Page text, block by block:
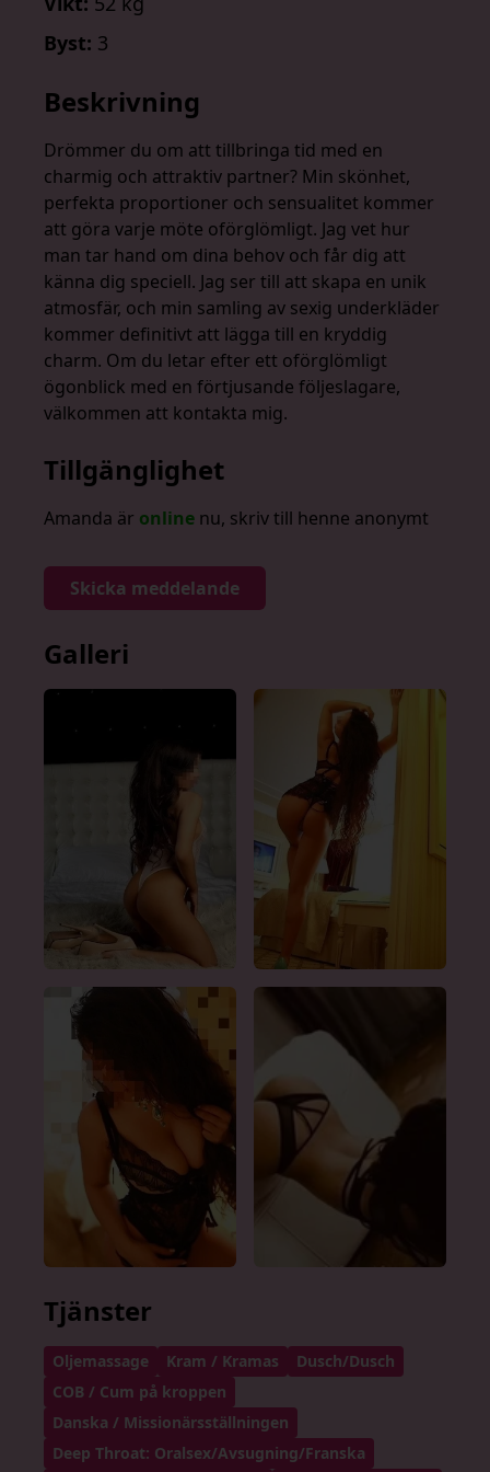
Byst: 3
Beskrivning
Drömmer du om att tillbringa tid med en
charmig och attraktiv partner? Min skönhet,
perfekta proportioner och sensualitet kommer
att göra varje möte oförglömligt. Jag vet hur
man tar hand om dina behov och får dig att
känna dig speciell. Jag ser till att skapa en unik
atmosfär, och min samling av sexig underkläder
kommer definitivt att lägga till en kryddig
charm. Om du letar efter ett oförglömligt
ögonblick med en förtjusande följeslagare,
välkommen att kontakta mig.
Tillgänglighet
Amanda är online nu, skriv till henne anonymt
Skicka meddelande
Galleri
Tjänster
Oljemassage Kram / Kramas
Dusch/Dusch
COB / Cum på kroppen
Danska / Missionärsställningen
Deep Throat: Oralsex/Avsugning/Franska